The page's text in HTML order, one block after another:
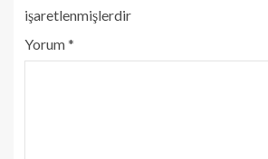
işaretlenmişlerdir
Yorum*